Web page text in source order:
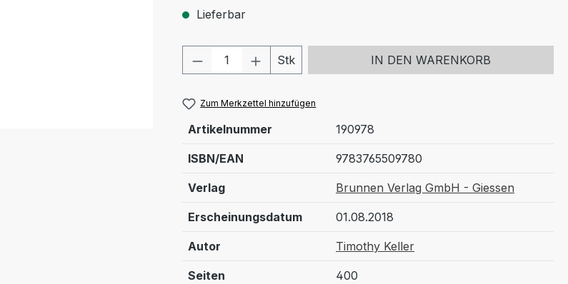
Lieferbar
Produkt Anzahl: Gib den gewünschten Wert
Stk IN DEN WARENKORB
Zum Merkzettel hinzufügen
Artikelnummer 190978
ISBN/EAN 9783765509780
Verlag Brunnen Verlag GmbH - Giessen
Erscheinungsdatum 01.08.2018
Autor Timothy Keller
Seiten 400